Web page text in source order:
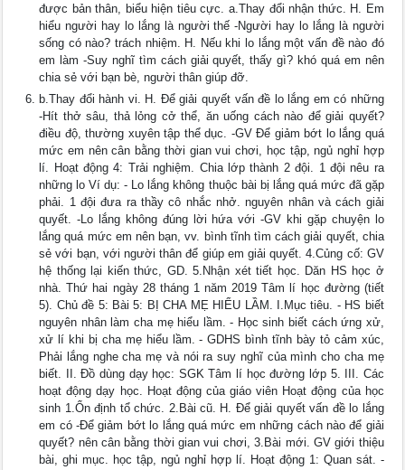
được bản thân, biểu hiện tiêu cực. a.Thay đổi nhận thức. H. Em
hiểu người hay lo lắng là người thế -Người hay lo lắng là người
sống có nào? trách nhiệm. H. Nếu khi lo lắng một vấn đề nào đó
em làm -Suy nghĩ tìm cách giải quyết, thấy gì? khó quá em nên
chia sẻ với bạn bè, người thân giúp đỡ.
b.Thay đổi hành vi. H. Để giải quyết vấn đề lo lắng em có những
-Hít thở sâu, thả lỏng cở thể, ăn uống cách nào để giải quyết?
điều độ, thường xuyên tập thể dục. -GV Để giảm bớt lo lắng quá
mức em nên cân bằng thời gian vui chơi, học tập, ngủ nghỉ hợp
lí. Hoạt động 4: Trải nghiệm. Chia lớp thành 2 đội. 1 đội nêu ra
những lo Ví dụ: - Lo lắng không thuộc bài bị lắng quá mức đã gặp
phải. 1 đội đưa ra thầy cô nhắc nhở. nguyên nhân và cách giải
quyết. -Lo lắng không đúng lời hứa với -GV khi gặp chuyện lo
lắng quá mức em nên bạn, vv. bình tĩnh tìm cách giải quyết, chia
sẻ với bạn, với người thân để giúp em giải quyết. 4.Củng cố: GV
hệ thống lại kiến thức, GD. 5.Nhận xét tiết học. Dăn HS học ở
nhà. Thứ hai ngày 28 tháng 1 năm 2019 Tâm lí học đường (tiết
5). Chủ đề 5: Bài 5: BỊ CHA MẸ HIỂU LẦM. I.Mục tiêu. - HS biết
nguyên nhân làm cha mẹ hiểu lầm. - Học sinh biết cách ứng xử,
xử lí khi bị cha mẹ hiểu lầm. - GDHS bình tĩnh bày tỏ cảm xúc,
Phải lắng nghe cha mẹ và nói ra suy nghĩ của mình cho cha mẹ
biết. II. Đồ dùng dạy học: SGK Tâm lí học đường lớp 5. III. Các
hoạt động dạy học. Hoạt động của giáo viên Hoạt động của học
sinh 1.Ổn định tổ chức. 2.Bài cũ. H. Để giải quyết vấn đề lo lắng
em có -Để giảm bớt lo lắng quá mức em những cách nào để giải
quyết? nên cân bằng thời gian vui chơi, 3.Bài mới. GV giới thiệu
bài, ghi mục. học tập, ngủ nghỉ hợp lí. Hoạt động 1: Quan sát. -